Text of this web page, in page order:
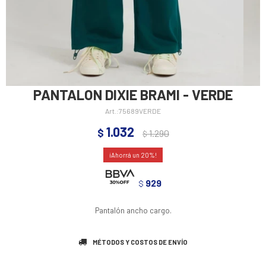
PANTALON DIXIE BRAMI - VERDE
75689VERDE
$ 1.032 $1.290
20
$ 929
Pantalón ancho cargo.
MÉTODOS Y COSTOS DE ENVÍO